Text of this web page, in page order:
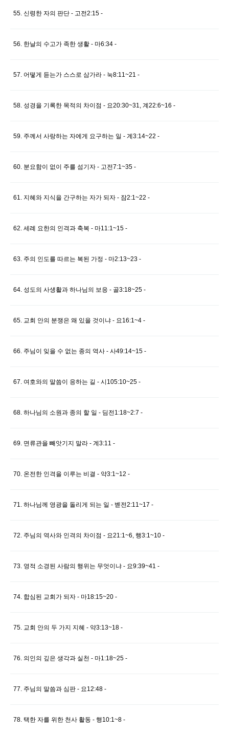
55. 신령한 자의 판단 - 고전2:15 -
56. 한날의 수고가 족한 생활 - 마6:34 -
57. 어떻게 듣는가 스스로 삼가라 - 눅8:11~21 -
58. 성경을 기록한 목적의 차이점 - 요20:30~31, 계22:6~16 -
59. 주께서 사랑하는 자에게 요구하는 일 - 계3:14~22 -
60. 분요함이 없이 주를 섬기자 - 고전7:1~35 -
61. 지혜와 지식을 간구하는 자가 되자 - 잠2:1~22 -
62. 세례 요한의 인격과 축복 - 마11:1~15 -
63. 주의 인도를 따르는 복된 가정 - 마2:13~23 -
64. 성도의 사생활과 하나님의 보응 - 골3:18~25 -
65. 교회 안의 분쟁은 왜 있을 것이냐 - 요16:1~4 -
66. 주님이 잊을 수 없는 종의 역사 - 사49:14~15 -
67. 여호와의 말씀이 응하는 길 - 시105:10~25 -
68. 하나님의 소원과 종의 할 일 - 딤전1:18~2:7 -
69. 면류관을 빼앗기지 말라 - 계3:11 -
70. 온전한 인격을 이루는 비결 - 약3:1~12 -
71. 하나님께 영광을 돌리게 되는 일 - 벧전2:11~17 -
72. 주님의 역사와 인격의 차이점 - 요21:1~6, 행3:1~10 -
73. 영적 소경된 사람의 행위는 무엇이냐 - 요9:39~41 -
74. 합심된 교회가 되자 - 마18:15~20 -
75. 교회 안의 두 가지 지혜 - 약3:13~18 -
76. 의인의 깊은 생각과 실천 - 마1:18~25 -
77. 주님의 말씀과 심판 - 요12:48 -
78. 택한 자를 위한 천사 활동 - 행10:1~8 -